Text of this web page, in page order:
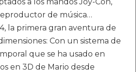
de música…
la primera gran aventura de
Con un sistema de
que se ha usado en
en 3D de Mario desde